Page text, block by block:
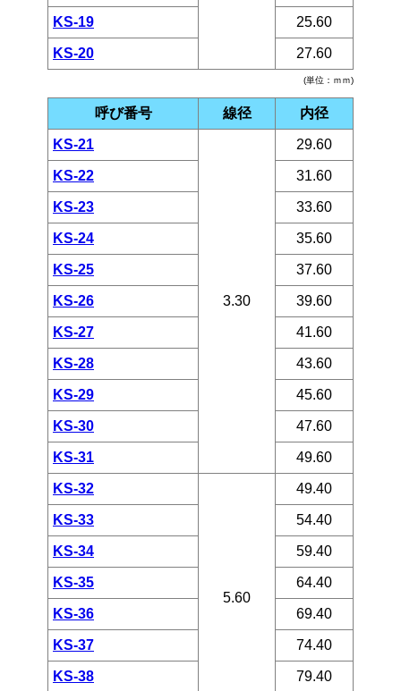
(単位：ｍｍ)
KS-19 25.60
KS-20 27.60
呼び番号 線径 内径
KS-21
3.30
29.60
KS-22 31.60
KS-23 33.60
KS-24 35.60
KS-25 37.60
KS-26 39.60
KS-27 41.60
KS-28 43.60
KS-29 45.60
KS-30 47.60
KS-31 49.60
KS-32
5.60
49.40
KS-33 54.40
KS-34 59.40
KS-35 64.40
KS-36 69.40
KS-37 74.40
KS-38 79.40